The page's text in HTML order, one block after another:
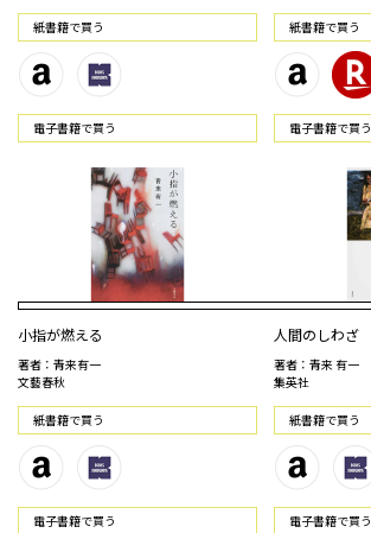
紙書籍で買う
電⼦書籍で買う
紙書籍で買う
電⼦書籍で買う
小指が燃える
著者：青来有一
文藝春秋
紙書籍で買う
電⼦書籍で買う
人間のしわざ
著者：青来 有一
集英社
紙書籍で買う
電⼦書籍で買う